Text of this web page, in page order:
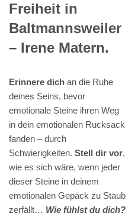
Freiheit in
Baltmannsweiler
– Irene Matern.
Erinnere dich an die Ruhe
deines Seins, bevor
emotionale Steine ihren Weg
in dein emotionalen Rucksack
fanden – durch
Schwierigkeiten. Stell dir vor,
wie es sich wäre, wenn jeder
dieser Steine in deinem
emotionalen Gepäck zu Staub
zerfällt… Wie fühlst du dich?